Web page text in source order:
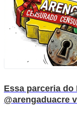
Essa parceria
@arengaduacre